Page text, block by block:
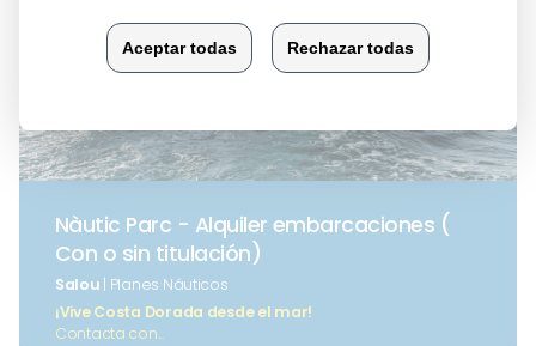
Nàutic Parc - Alquiler embarcaciones (
Con o sin titulación)
Salou | Planes Náuticos
¡Vive Costa Dorada desde el mar!
Contacta con...